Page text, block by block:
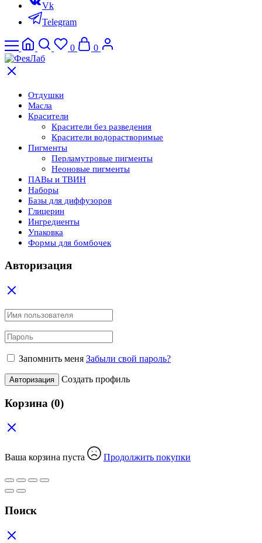
Vk
Telegram
0 0
Отдушки
Масла
Красители
Красители без разведения
Красители водорастворимые
Пигменты
Перламутровые пигменты
Неоновые пигменты
ПАВы и ТВИН
Наборы
Базы для диффузоров
Глицерин
Ингредиенты
Упаковка
Формы для бомбочек
Авторизация
Запомнить меня Забыли свой пароль?
Авторизация Создать профиль
Корзина (0)
Ваша корзина пуста Продолжить покупки
Поиск